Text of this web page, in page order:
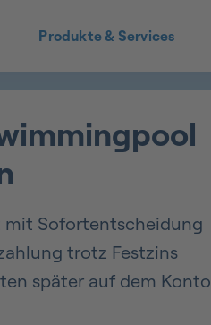
Produkte & Services
mit Sofortentscheidung
trotz Festzins
später auf dem Konto